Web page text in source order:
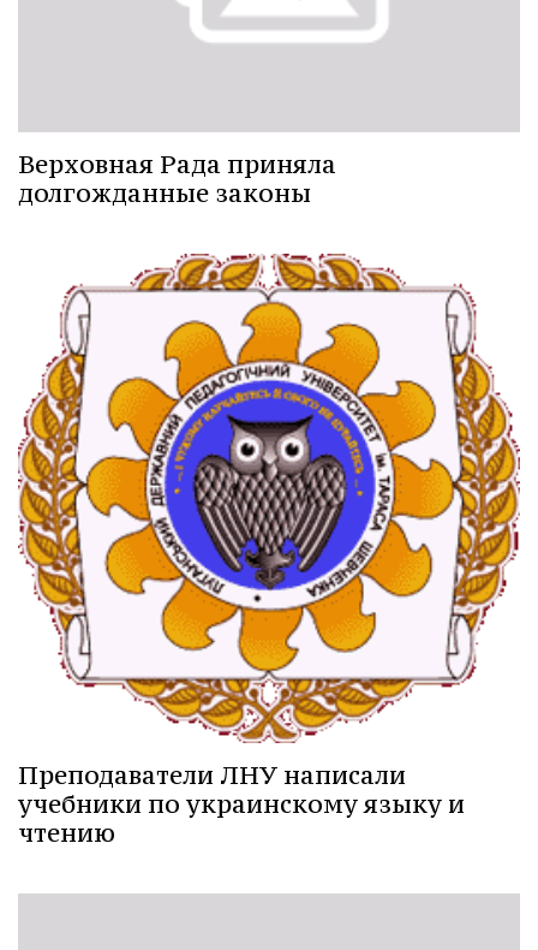
Верховная Рада приняла
долгожданные законы
Преподаватели ЛНУ написали
учебники по украинскому языку и
чтению